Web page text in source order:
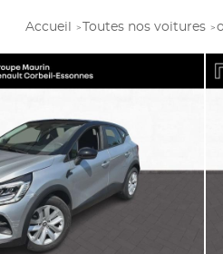
Accueil Toutes nos voitures